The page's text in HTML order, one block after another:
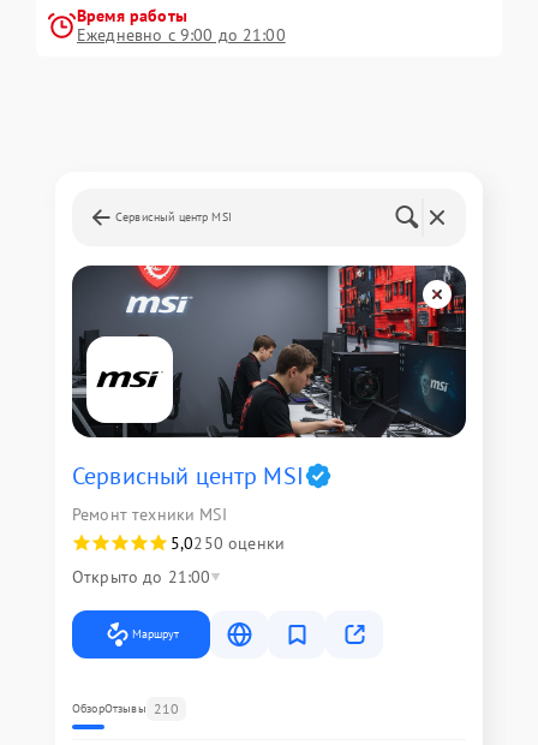
Время работы
Ежедневно с 9:00 до 21:00
Сервисный центр MSI
Сервисный центр MSI
Ремонт техники MSI
5,0250 оценки
Открыто до 21:00
Маршрут
ОбзорОтзывы 210